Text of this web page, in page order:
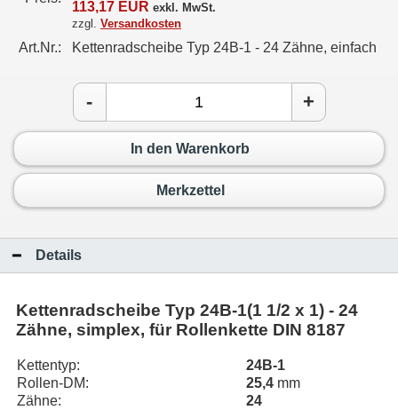
113,17 EUR exkl. MwSt.
zzgl. Versandkosten
Art.Nr.: Kettenradscheibe Typ 24B-1 - 24 Zähne, einfach
- +
In den Warenkorb
Merkzettel
Details
Kettenradscheibe Typ 24B-1(1 1/2 x 1) - 24
Zähne, simplex, für Rollenkette DIN 8187
Kettentyp:
24B-1
Rollen-DM:
25,4 mm
Zähne:
24